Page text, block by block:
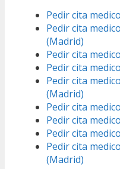
Pedir cita
Pedir cita
(Madrid)
Pedir cita
Pedir cita
Pedir cita
(Madrid)
Pedir cita
Pedir cita
Pedir cita
Pedir cita
(Madrid)